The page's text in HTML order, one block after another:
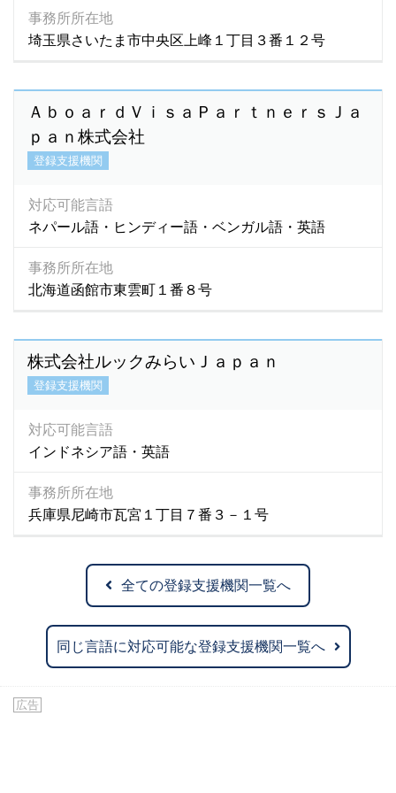
事務所所在地
埼玉県さいたま市中央区上峰１丁目３番１２号
ＡｂｏａｒｄＶｉｓａＰａｒｔｎｅｒｓＪａ
ｐａｎ株式会社
登録支援機関
対応可能言語
ネパール語・ヒンディー語・ベンガル語・英語
事務所所在地
北海道函館市東雲町１番８号
株式会社ルックみらいＪａｐａｎ
登録支援機関
対応可能言語
インドネシア語・英語
事務所所在地
兵庫県尼崎市瓦宮１丁目７番３－１号
全ての登録支援機関一覧へ
同じ言語に対応可能な登録支援機関一覧へ
広告